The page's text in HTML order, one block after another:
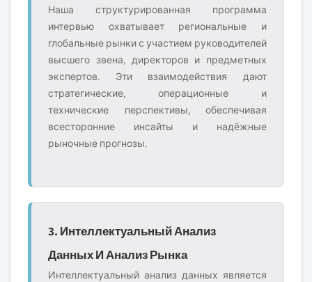
Наша структурированная программа
интервью охватывает региональные и
глобальные рынки с участием руководителей
высшего звена, директоров и предметных
экспертов. Эти взаимодействия дают
стратегические, операционные и
технические перспективы, обеспечивая
всесторонние инсайты и надёжные
рыночные прогнозы.
3. Интеллектуальный Анализ
Данных И Анализ Рынка
Интеллектуальный анализ данных является